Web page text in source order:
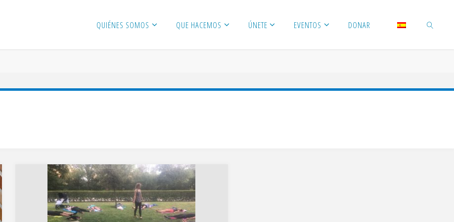
QUIÉNES SOMOS QUE HACEMOS ÚNETE EVENTOS DONAR